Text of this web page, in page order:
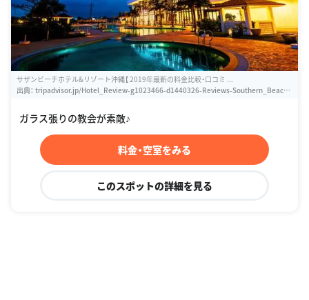
サザンビーチホテル&リゾート沖縄【 2019年最新の料金比較・口コミ ...
出典： tripadvisor.jp/Hotel_Review-g1023466-d1440326-Reviews-Southern_Beach_
ガラス張りの教会が素敵♪
料金・空室をみる
このスポットの詳細を見る